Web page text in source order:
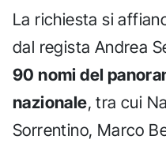
La richiesta si
dal regista Andrea
90 nomi del
nazionale, tra cui
Sorrentino, Marco